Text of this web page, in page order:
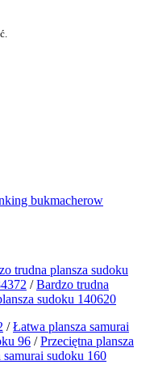
bukmacherow
trudna plansza sudoku
/Bardzo trudna
sudoku 140620
/Łatwa plansza samurai
96 /Przeciętna plansza
samurai sudoku 160